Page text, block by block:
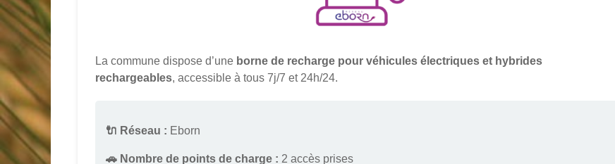
La commune dispose d’une borne de recharge pour véhicules électriques et hybrides
rechargeables, accessible à tous 7j/7 et 24h/24.
🔌 Réseau : Eborn
🚗 Nombre de points de charge : 2 accès prises